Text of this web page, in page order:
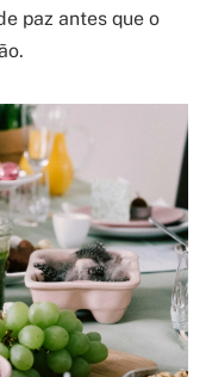
paz antes que o